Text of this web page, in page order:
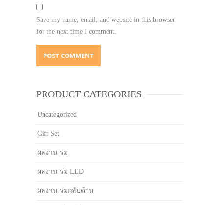
Save my name, email, and website in this browser
for the next time I comment.
PRODUCT CATEGORIES
Uncategorized
Gift Set
ผลงาน ร่ม
ผลงาน ร่ม LED
ผลงาน ร่มกลับด้าน